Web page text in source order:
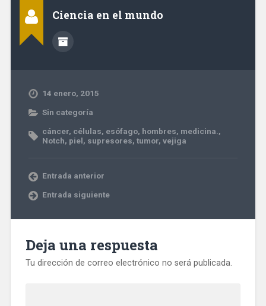
Ciencia en el mundo
14 enero, 2015
Sin categoría
cáncer, células, esófago, hombres, medicina. ,
Notch, piel, supresores, tumor, vejiga
Entrada anterior
Entrada siguiente
Deja una respuesta
Tu dirección de correo electrónico no será publicada.